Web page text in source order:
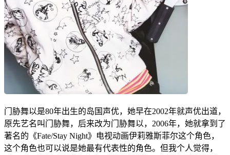
门胁舞以是80年出生的岛国声优，她早在2002年就声优出道，
原先艺名叫门胁舞，后来改为门胁舞以，2006年，她就拿到了
著名的《Fate/Stay Night》电视动画伊莉雅斯菲尔这个角色，
这个角色也可以说是她最有代表性的角色。但我个人觉得，